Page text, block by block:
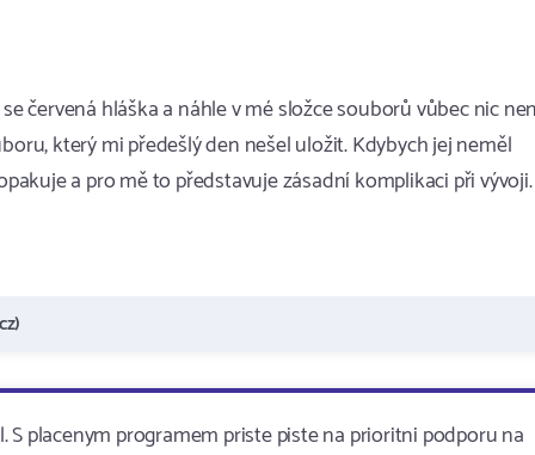
červená hláška a náhle v mé složce souborů vůbec nic
který mi předešlý den nešel uložit. Kdybych jej neměl
a pro mě to představuje zásadní komplikaci při vývoji.
placenym programem priste piste na prioritni podporu na